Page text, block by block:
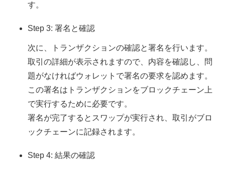
す。
Step 3: 署名と確認
次に、トランザクションの確認と署名を行います。
取引の詳細が表示されますので、内容を確認し、問
題がなければウォレットで署名の要求を認めます。
この署名はトランザクションをブロックチェーン上
で実行するために必要です。
署名が完了するとスワップが実行され、取引がブロ
ックチェーンに記録されます。
Step 4: 結果の確認